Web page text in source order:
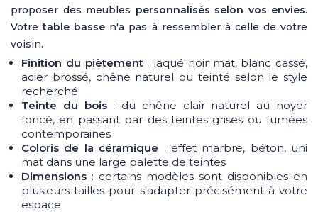
proposer des meubles personnalisés selon vos envies.
Votretable basse n'a pas à ressembler à celle de votre
voisin.
Finition du piètement: laqué noir mat, blanc cassé,
acier brossé, chêne naturel ou teinté selon le style
recherché
Teinte du bois: du chêne clair naturel au noyer
foncé, en passant par des teintes grises ou fumées
contemporaines
Coloris de la céramique : effet marbre, béton, uni
mat dans une large palette de teintes
Dimensions : certains modèles sont disponibles en
plusieurs tailles pour s'adapter précisément à votre
espace